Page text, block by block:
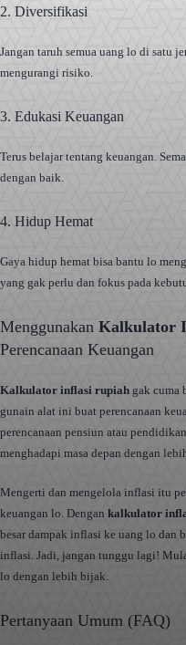
2. Diversifikasi
Jangan taruh semua uang lo di satu
mengurangi risiko.
3. Edukasi Keuangan
Terus belajar tentang keuangan.
dengan baik.
4. Hidup Hemat
Gaya hidup hemat bisa bantu lo
yang gak perlu dan fokus pada
Menggunakan Kalkulator
Perencanaan Keuangan
Kalkulator inflasi rupiah gak cuma
gunain alat ini buat perencanaan
perencanaan pensiun atau
menghadapi masa depan dengan
Mengerti dan mengelola inflasi itu
keuangan lo. Dengan kalkulator
besar dampak inflasi ke uang lo dan
inflasi. Jadi, jangan tunggu lagi!
lo dengan lebih bijak.
Pertanyaan Umum (FAQ)